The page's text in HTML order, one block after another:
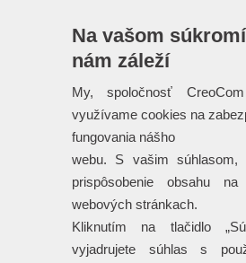
Reklamné predmety s
potlačou
Dáždniky
Tašky
Hračky
Klobúky
Na vašom súkromí
nám záleží
My, spoločnosť
využívame cookies na
fungovania nášho
webu. S vašim súhlasom,
prispôsobenie obsahu na
webových stránkach.
Kliknutím na tlačidlo
vyjadrujete súhlas s